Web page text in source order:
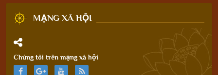
MẠNG XÃ HỘI
Chúng tôi trên mạng xã hội